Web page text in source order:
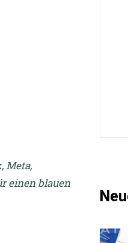
Meta,
einen blauen